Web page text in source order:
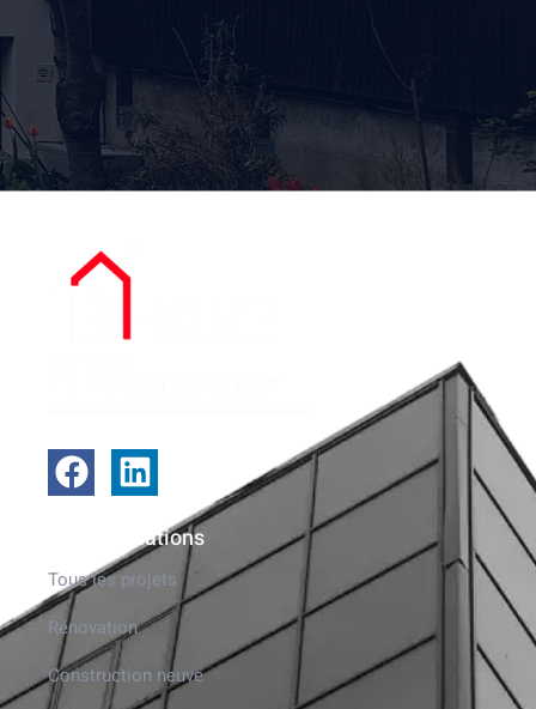
Nos réalisations
Tous les projets
Rénovation
Construction neuve